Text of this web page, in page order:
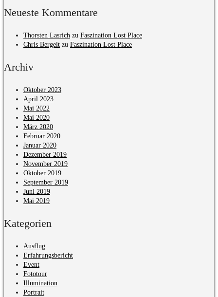
Neueste Kommentare
Thorsten Lasrich zu Faszination Lost Place
Chris Bergelt zu Faszination Lost Place
Archiv
Oktober 2023
April 2023
Mai 2022
Mai 2020
März 2020
Februar 2020
Januar 2020
Dezember 2019
November 2019
Oktober 2019
September 2019
Juni 2019
Mai 2019
Kategorien
Ausflug
Erfahrungsbericht
Event
Fototour
Illumination
Portrait